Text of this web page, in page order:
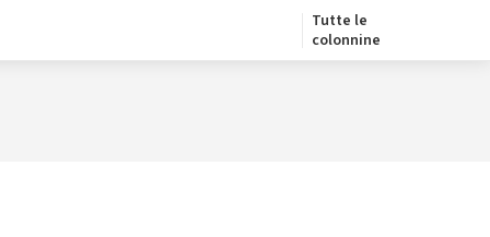
Tutte le
colonnine